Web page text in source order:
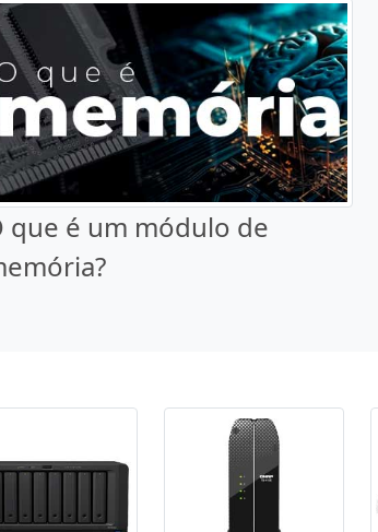
que é um módulo de